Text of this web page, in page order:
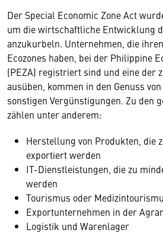
Der Special Economic Zone Act
um die wirtschaftliche Entwicklung
anzukurbeln. Unternehmen, die
Ecozones haben, bei der Philippine
(PEZA) registriert sind und eine der
ausüben, kommen in den Genuss
sonstigen Vergünstigungen. Zu den
zählen unter anderem:
Herstellung von Produkten, die
exportiert werden
IT-Dienstleistungen, die zu
werden
Tourismus oder
Exportunternehmen in der
Logistik und Warenlager